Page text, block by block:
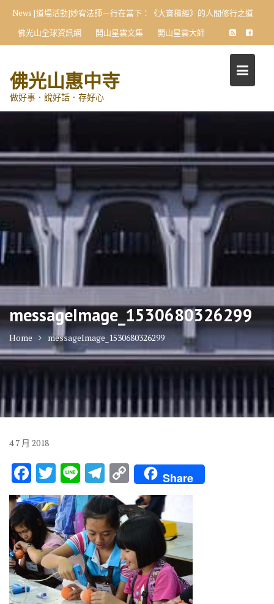
content
News [道場活動]妙宥法師－行在當下：《大寶積經》的人間修行之道
佛光山全球資訊網
開山星雲文集 開山星雲大師
佛光山惠中寺
做好事．說好話．存好心
messageImage_1530680326299
Home messageImage_1530680326299
47 月 2018
F
ac
e
b
o
o
k
T
w
it
te
r
Li
n
e
T
el
e
gr
a
m
C
o
p
Li
n
k
Share